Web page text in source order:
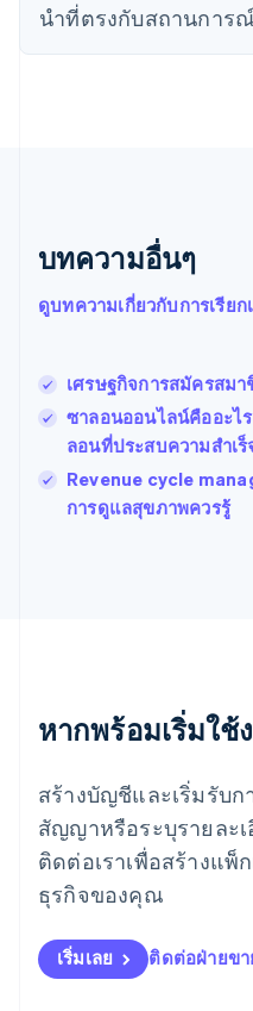
นําที่ตรงกับสถานการ
บทความอื่นๆ
ดูบทความเกี่ยวกับการเรียก
เศรษฐกิจการสมัครสมา
ซาลอนออนไลน์คืออะไ
ลอนที่ประสบความสําเ
Revenue cycle
การดูแลสุขภาพควรรู้
หากพร้อมเริ่มใช้
สร้างบัญชีและเริ่มรับก
สัญญาหรือระบุรายละ
ติดต่อเราเพื่อสร้างแพ็
ธุรกิจของคุณ
เริ่มเลย ติดต่อฝ่ายขา
นิวซีแลนด์
เนเธอร์แลนด์
Français
โปรตุเกส
โปแลนด์
FrançaisEnglish
EnglishSvenska
มอลตา
English
มาเลเซีย
English 简体中文
English
ลักเซมเบิร์ก
ลัตเวีย
English
ลิกเตนสไตน์
DeutschEnglish
ลิทัวเนีย
สเปน
EspañolEnglish
สโลวาเกีย